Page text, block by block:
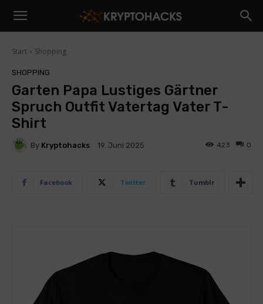
Start Shopping
SHOPPING
Garten Papa Lustiges Gärtner
Spruch Outfit Vatertag Vater T-
Shirt
By Kryptohacks 19. Juni 2025 0
423
Facebook Twitter Tumblr